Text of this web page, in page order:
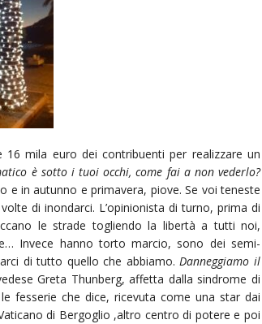
16 mila euro dei contribuenti per realizzare un
è sotto i tuoi occhi, come fai a non vederlo?
e in autunno e primavera, piove. Se voi teneste
di inondarci. L’opinionista di turno, prima di
le strade togliendo la libertà a tutti noi,
Invece hanno torto marcio, sono dei semi-
di tutto quello che abbiamo.Danneggiamo il
Greta Thunberg, affetta dalla sindrome di
fesserie che dice, ricevuta come una star dai
di Bergoglio ,altro centro di potere e poi